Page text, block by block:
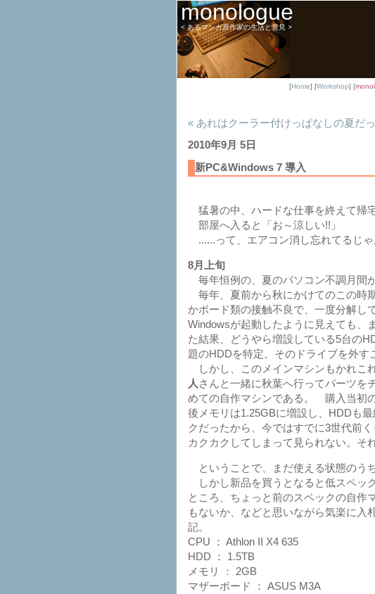
monologue
< あるマンガ原作家の生活と意見 >
[Home] [Workshop] [
« あれはクーラー付けっぱなしの夏だ
2010年9月 5日
新PC&Windows 7 導入
猛暑の中、ハードな仕事を終えて帰宅
部屋へ入ると「お～涼しい!!」
......って、エアコン消し忘れてるじゃ
8月上旬
毎年恒例の、夏のパソコン不調月間
毎年、夏前から秋にかけてのこの時
かボード類の接触不良で、一度分解し
Windowsが起動したように見えても、
た結果、どうやら増設している5台の
題のHDDを特定。そのドライブを外す
しかし、このメインマシンもかれこ
人 さんと一緒に秋葉へ行ってパーツを
めての自作マシンである。 購入当初
後メモリは1.25GBに増設し、HDDも
クだったから、今ではすでに3世代前
カクカクしてしまって見られない。そ
ということで、まだ使える状態のう
しかし新品を買うとなると低スペッ
ところ、ちょっと前のスペックの自作
もないか、などと思いながら気楽に入
記。
CPU ： Athlon II X4 635
HDD ： 1.5TB
メモリ ： 2GB
マザーボード ： ASUS M3A